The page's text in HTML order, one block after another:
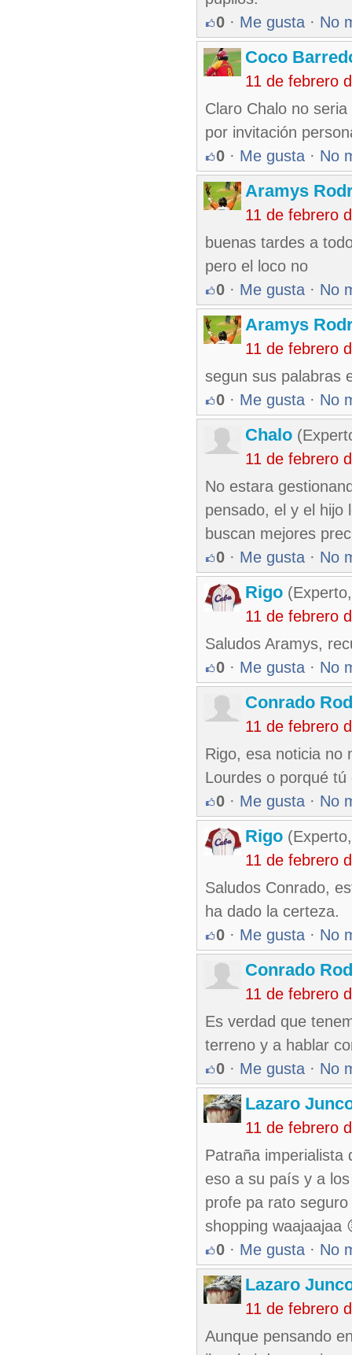
0 · Me gusta · No
Coco
11 de febrero
Claro Chalo no
por invitación
0 · Me gusta · No
Aramys
11 de febrero
buenas tardes a
pero el loco no
0 · Me gusta · No
Aramys
11 de febrero
segun sus palabras
0 · Me gusta · No
Chalo
11 de febrero
No estara
pensado, el y el hijo
buscan mejores
0 · Me gusta · No
Rigo
11 de febrero
Saludos Aramys,
0 · Me gusta · No
Conrado
11 de febrero
Rigo, esa noticia no
Lourdes o porqué
0 · Me gusta · No
Rigo
11 de febrero
Saludos Conrado,
ha dado la certeza.
0 · Me gusta · No
Conrado
11 de febrero
Es verdad que
terreno y a hablar
0 · Me gusta · No
Lazaro
11 de febrero
Patraña imperialista
eso a su país y a
profe pa rato
shopping waajaajaa
0 · Me gusta · No
Lazaro
11 de febrero
Aunque pensando